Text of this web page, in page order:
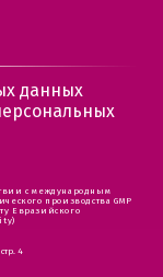
данных
с международным
производства GMP
Евразийского
4